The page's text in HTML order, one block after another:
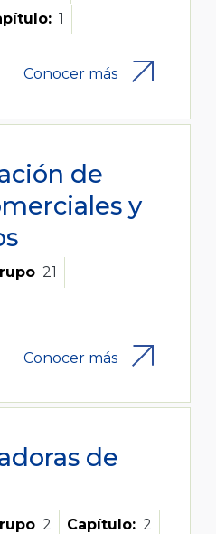
1
Conocer más
de
y
21
Conocer más
de
2 Capítulo: 2